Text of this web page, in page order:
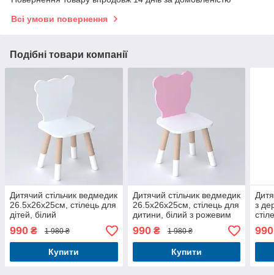
Всі умови повернення
Подібні товари компанії
Дитячий стільчик ведмедик
26.5х26х25см, стілець для
дітей, білий
990 ₴ 1 980 ₴
Купити
Дитячий стільчик ведмедик
26.5х26х25см, стілець для
дитини, білий з рожевим
990₴ 1 980 ₴
Купити
з
з
990